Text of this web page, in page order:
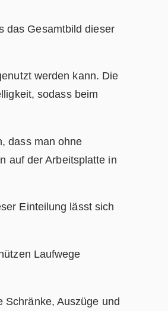
das Gesamtbild dieser
werden kann. Die
sodass beim
dass man ohne
auf der Arbeitsplatte in
Einteilung lässt sich
Laufwege
Schränke, Auszüge und